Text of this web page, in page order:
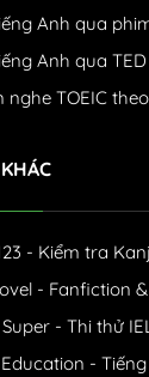
Anh qua
Anh qua TED
nghe TOEIC
- Kiểm tra
- Fanfiction
Super - Thi thử
-